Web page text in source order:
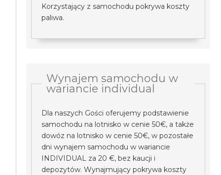
Korzystający z samochodu pokrywa koszty
paliwa.
Wynajem samochodu w
wariancie individual
Dla naszych Gości oferujemy podstawienie
samochodu na lotnisko w cenie 50€, a także
dowóz na lotnisko w cenie 50€, w pozostałe
dni wynajem samochodu w wariancie
INDIVIDUAL za 20 €, bez kaucji i
depozytów. Wynajmujący pokrywa koszty